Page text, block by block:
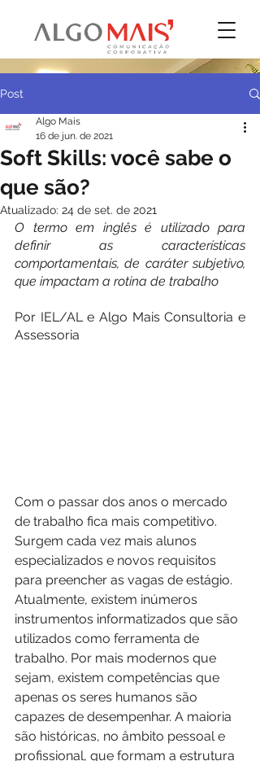
Post
Soft Skills: você sabe o
que são?
Algo Mais
16 de jun. de 2021
Atualizado: 24 de set. de 2021
O termo em inglês é utilizado para
definir as características
comportamentais, de caráter subjetivo,
que impactam a rotina de trabalho
Por IEL/AL e Algo Mais Consultoria e
Assessoria
Com o passar dos anos o mercado
de trabalho fica mais competitivo.
Surgem cada vez mais alunos
especializados e novos requisitos
para preencher as vagas de estágio.
Atualmente, existem inúmeros
instrumentos informatizados que são
utilizados como ferramenta de
trabalho. Por mais modernos que
sejam, existem competências que
apenas os seres humanos são
capazes de desempenhar. A maioria
são históricas, no âmbito pessoal e
profissional, que formam a estrutura